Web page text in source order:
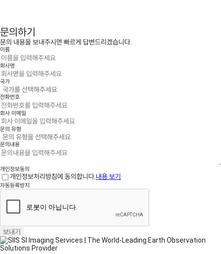
문의하기
문의 내용을 보내주시면 빠르게 답변드리겠습니다.
이름
회사명
국가
전화번호
회사 이메일
문의 유형
문의내용
개인정보동의
개인정보처리방침에 동의합니다.내용 보기
자동등록방지
보내기